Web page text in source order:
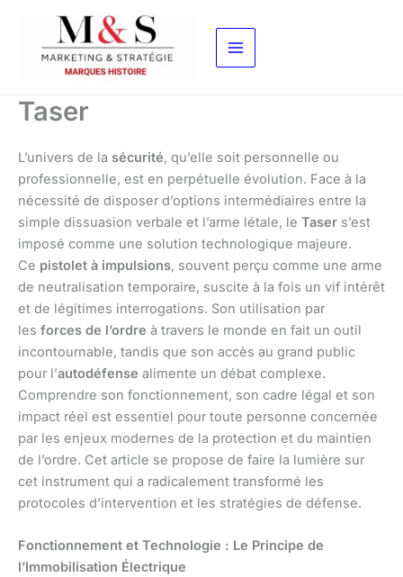
contenu
Taser
L’univers de la sécurité, qu’elle soit personnelle ou
professionnelle, est en perpétuelle évolution. Face à la
nécessité de disposer d’options intermédiaires entre la
simple dissuasion verbale et l’arme létale, le Taser s’est
imposé comme une solution technologique majeure.
Ce pistolet à impulsions, souvent perçu comme une arme
de neutralisation temporaire, suscite à la fois un vif intérêt
et de légitimes interrogations. Son utilisation par
les forces de l’ordre à travers le monde en fait un outil
incontournable, tandis que son accès au grand public
pour l’autodéfense alimente un débat complexe.
Comprendre son fonctionnement, son cadre légal et son
impact réel est essentiel pour toute personne concernée
par les enjeux modernes de la protection et du maintien
de l’ordre. Cet article se propose de faire la lumière sur
cet instrument qui a radicalement transformé les
protocoles d’intervention et les stratégies de défense.
Fonctionnement et Technologie : Le Principe de
l’Immobilisation Électrique